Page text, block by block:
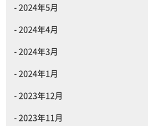
2024年5月
2024年4月
2024年3月
2024年1月
2023年12月
2023年11月